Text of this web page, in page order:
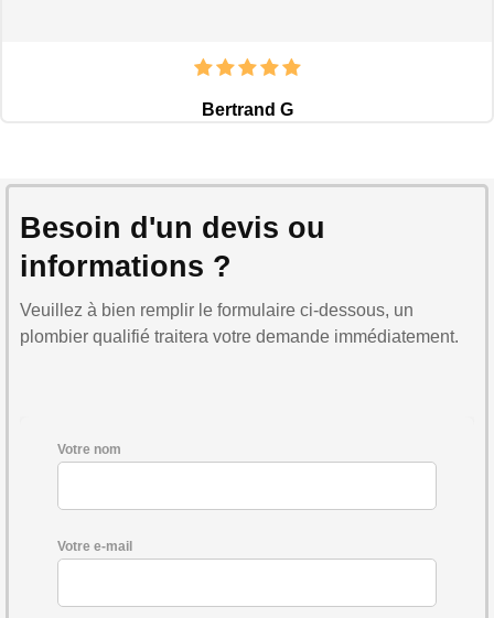
Bertrand G
Besoin d'un devis ou
informations ?
Veuillez à bien remplir le formulaire ci-dessous, un
plombier qualifié traitera votre demande immédiatement.
Votre nom
Votre e-mail